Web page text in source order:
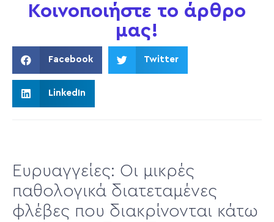
Κοινοποιήστε το άρθρο
μας!
Facebook Twitter
LinkedIn
Ευρυαγγείες: Οι μικρές
παθολογικά διατεταμένες
φλέβες που διακρίνονται κάτω